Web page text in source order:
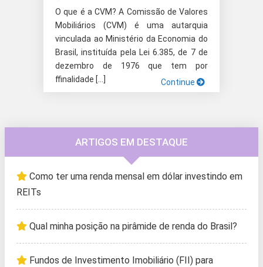
O que é a CVM? A Comissão de Valores
Mobiliários (CVM) é uma autarquia
vinculada ao Ministério da Economia do
Brasil, instituída pela Lei 6.385, de 7 de
dezembro de 1976 que tem por
ffinalidade […]
Continue
ARTIGOS EM DESTAQUE
Como ter uma renda mensal em dólar investindo em
REITs
Qual minha posição na pirâmide de renda do Brasil?
Fundos de Investimento Imobiliário (FII) para